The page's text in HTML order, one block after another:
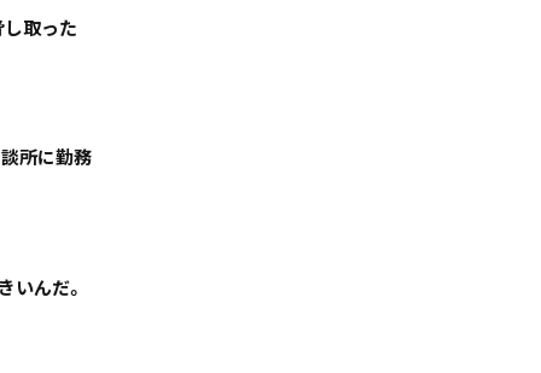
し取った
所に勤務
いんだ。
天気